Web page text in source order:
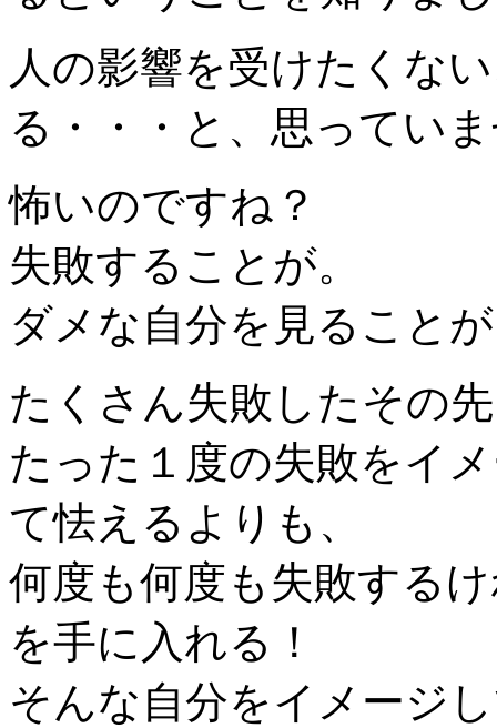
人の影響を受けたくな
る・・・と、思ってい
怖いのですね？
失敗することが。
ダメな自分を見ること
たくさん失敗したその
たった１度の失敗をイ
て怯えるよりも、
何度も何度も失敗する
を手に入れる！
そんな自分をイメージ